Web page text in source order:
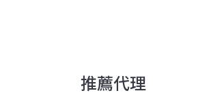
推薦代理